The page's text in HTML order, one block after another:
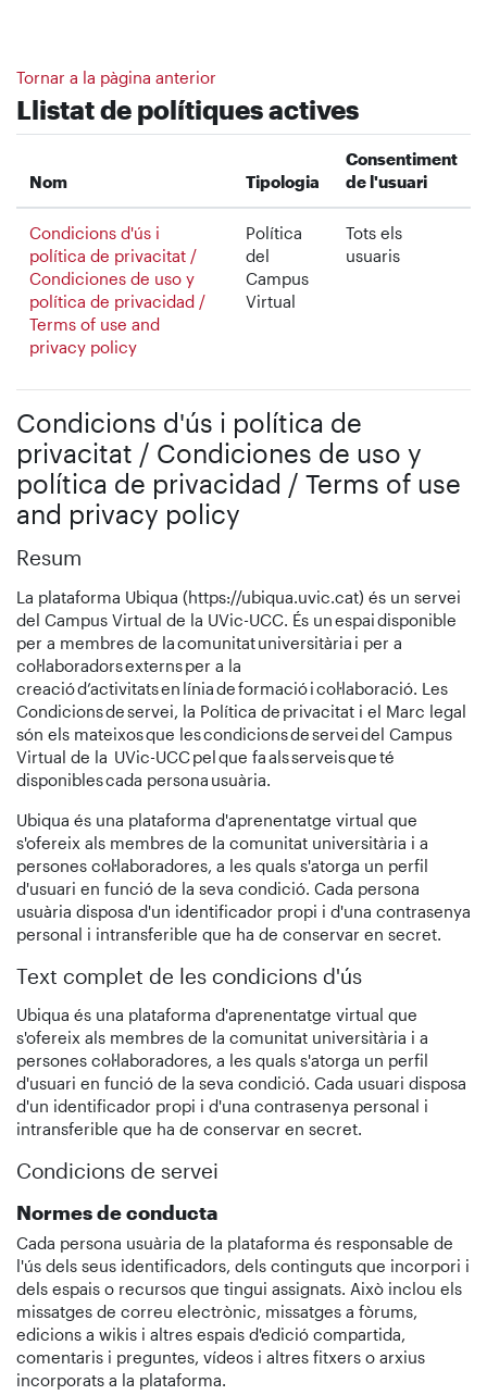
Tornar a la pàgina anterior
Llistat de polítiques actives
Nom Tipologia
Consentiment
de l'usuari
Condicions d'ús i
política de privacitat /
Condiciones de uso y
política de privacidad /
Terms of use and
privacy policy
Política
del
Campus
Virtual
Tots els
usuaris
Condicions d'ús i política de
privacitat / Condiciones de uso y
política de privacidad / Terms of use
and privacy policy
Resum
La plataforma Ubiqua (https://ubiqua.uvic.cat) és un servei
del Campus Virtual de la UVic-UCC. És un espai disponible
per a membres de la comunitat universitària i per a
col·laboradors externs per a la
creació d’activitats en línia de formació i col·laboració. Les
Condicions de servei, la Política de privacitat i el Marc legal
són els mateixos que les condicions de servei del Campus
Virtual de la UVic-UCC pel que fa als serveis que té
disponibles cada persona usuària.
Ubiqua és una plataforma d'aprenentatge virtual que
s'ofereix als membres de la comunitat universitària i a
persones col·laboradores, a les quals s'atorga un perfil
d'usuari en funció de la seva condició. Cada persona
usuària disposa d'un identificador propi i d'una contrasenya
personal i intransferible que ha de conservar en secret.
Text complet de les condicions d'ús
Ubiqua és una plataforma d'aprenentatge virtual que
s'ofereix als membres de la comunitat universitària i a
persones col·laboradores, a les quals s'atorga un perfil
d'usuari en funció de la seva condició. Cada usuari disposa
d'un identificador propi i d'una contrasenya personal i
intransferible que ha de conservar en secret.
Condicions de servei
Normes de conducta
Cada persona usuària de la plataforma és responsable de
l'ús dels seus identificadors, dels continguts que incorpori i
dels espais o recursos que tingui assignats. Això inclou els
missatges de correu electrònic, missatges a fòrums,
edicions a wikis i altres espais d'edició compartida,
comentaris i preguntes, vídeos i altres fitxers o arxius
incorporats a la plataforma.